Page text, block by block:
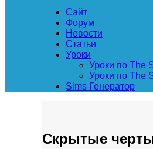
Сайт
Форум
Новости
Статьи
Уроки
Уроки по The
Уроки по The
Sims Генератор
Скрытые